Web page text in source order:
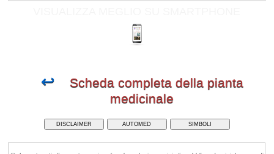
↩ Scheda completa della pianta
medicinale
DISCLAIMER AUTOMED SIMBOLI